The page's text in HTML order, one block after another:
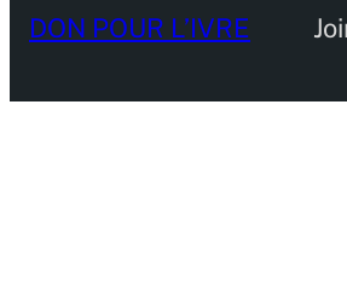
DON POUR L’IVRE